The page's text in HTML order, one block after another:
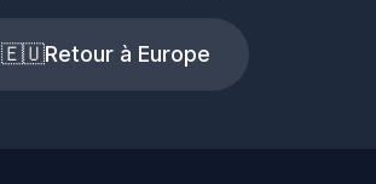
🇪🇺Retour à Europe